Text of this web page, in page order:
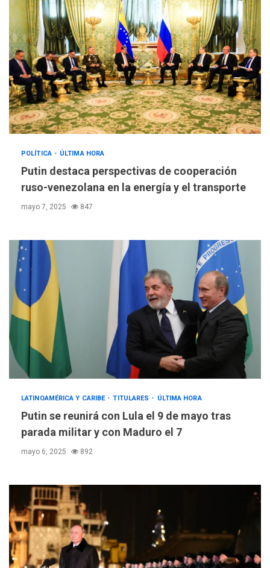
POLÍTICA ÚLTIMA HORA
Putin destaca perspectivas de cooperación
ruso-venezolana en la energía y el transporte
mayo 7, 2025 847
LATINOAMÉRICA Y CARIBE TITULARES ÚLTIMA HORA
Putin se reunirá con Lula el 9 de mayo tras
parada militar y con Maduro el 7
mayo 6, 2025 892